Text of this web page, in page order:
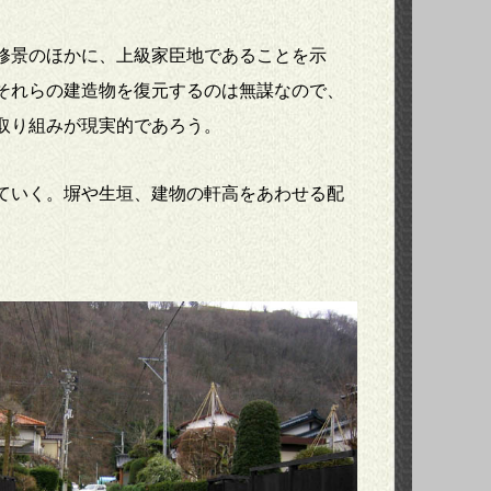
景のほかに、上級家臣地であることを示
らの建造物を復元するのは無謀なので、
組みが現実的であろう。
く。塀や生垣、建物の軒高をあわせる配